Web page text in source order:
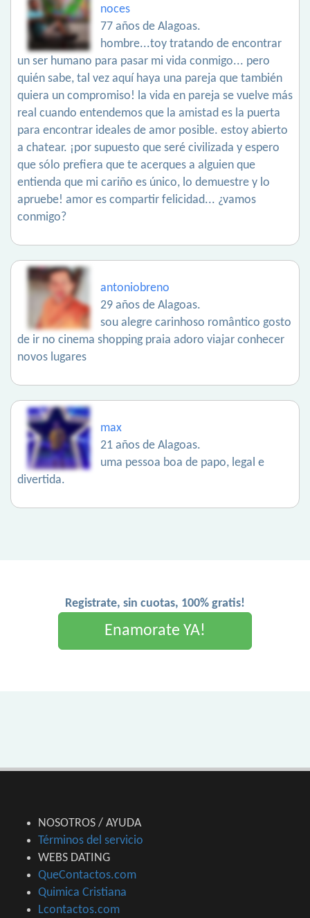
noces
77 años de Alagoas.
hombre...toy tratando de encontrar
un ser humano para pasar mi vida conmigo... pero
quién sabe, tal vez aquí haya una pareja que también
quiera un compromiso! la vida en pareja se vuelve más
real cuando entendemos que la amistad es la puerta
para encontrar ideales de amor posible. estoy abierto
a chatear. ¡por supuesto que seré civilizada y espero
que sólo prefiera que te acerques a alguien que
entienda que mi cariño es único, lo demuestre y lo
apruebe! amor es compartir felicidad... ¿vamos
conmigo?
antoniobreno
29 años de Alagoas.
sou alegre carinhoso romântico gosto
de ir no cinema shopping praia adoro viajar conhecer
novos lugares
max
21 años de Alagoas.
uma pessoa boa de papo, legal e
divertida.
Registrate, sin cuotas, 100% gratis!
Enamorate YA!
NOSOTROS / AYUDA
Términos del servicio
WEBS DATING
QueContactos.com
Quimica Cristiana
Lcontactos.com